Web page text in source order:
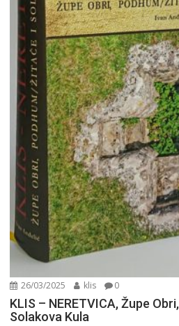
26/03/2025 klis 0
KLIS – NERETVICA, Župe
Solakova Kula